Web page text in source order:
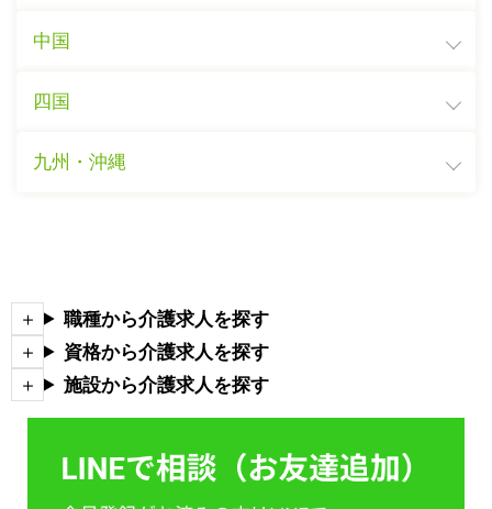
中国
四国
九州・沖縄
職種から介護求人を探す
資格から介護求人を探す
施設から介護求人を探す